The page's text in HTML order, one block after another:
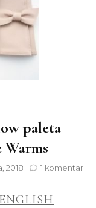
paleta
Warms
2018 1 komentarna